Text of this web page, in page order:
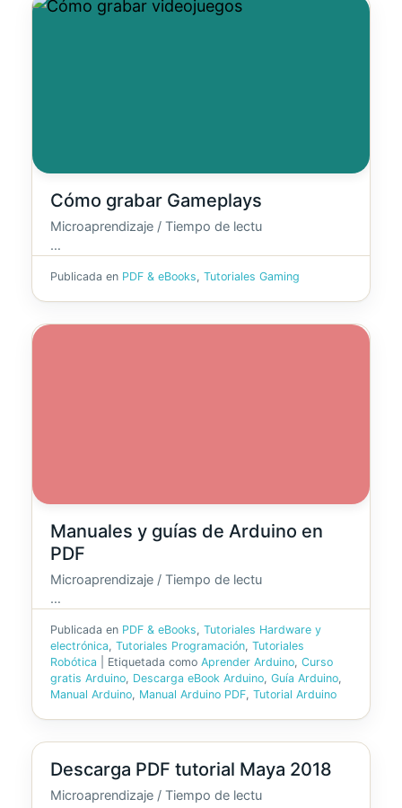
Cómo grabar Gameplays
Microaprendizaje / Tiempo de lectu
…
Publicada en PDF & eBooks, Tutoriales Gaming
Manuales y guías de Arduino en
PDF
Microaprendizaje / Tiempo de lectu
…
Publicada en PDF & eBooks, Tutoriales Hardware y
electrónica, Tutoriales Programación, Tutoriales
Robótica
Etiquetada como Aprender Arduino, Curso
gratis Arduino, Descarga eBook Arduino, Guía Arduino,
Manual Arduino, Manual Arduino PDF, Tutorial Arduino
Descarga PDF tutorial Maya 2018
Microaprendizaje / Tiempo de lectu